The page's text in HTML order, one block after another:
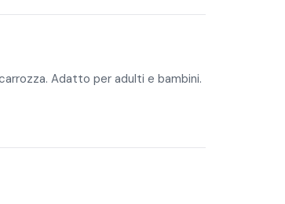
Adatto per adulti e bambini.